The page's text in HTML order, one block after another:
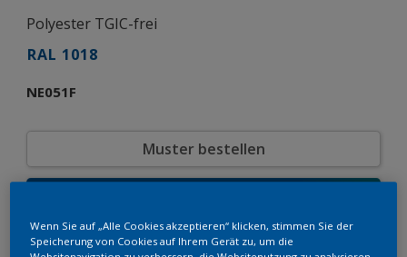
Polyester TGIC-frei
RAL 1018
NE051F
Muster bestellen
Wenn Sie auf „Alle Cookies akzeptieren“ klicken, stimmen Sie der
Speicherung von Cookies auf Ihrem Gerät zu, um die